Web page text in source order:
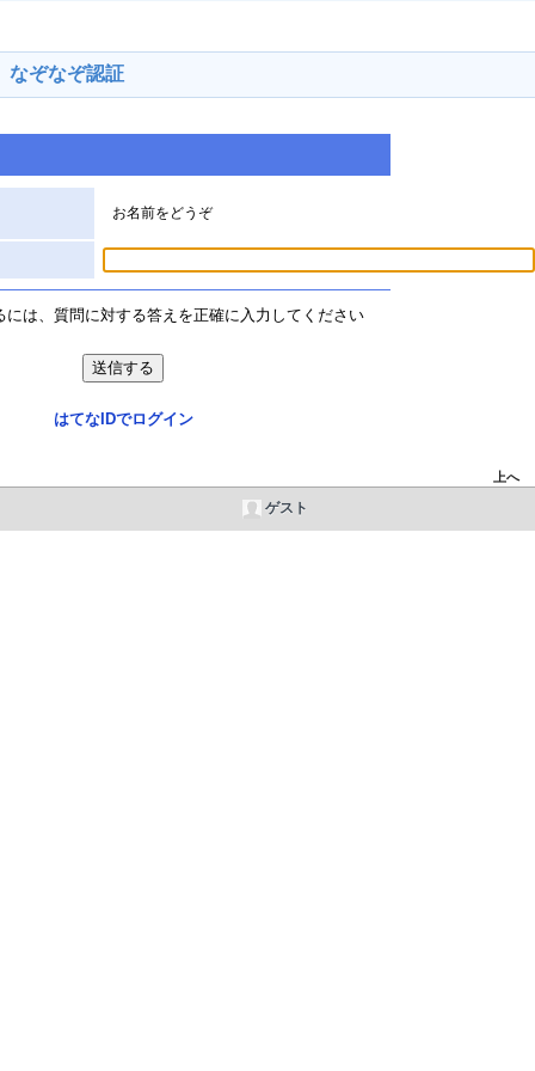
なぞなぞ認証
お名前をどうぞ
には、質問に対する答えを正確に入力してください
はてなIDでログイン
上へ
ゲスト